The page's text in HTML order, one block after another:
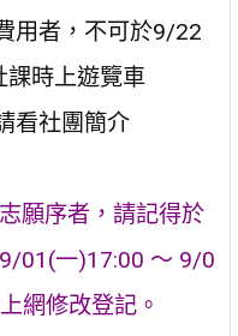
用者，不可於9/22
課時上遊覽車
看社團簡介
願序者，請記得於
01(一)17:00 ～ 9/0
網修改登記。